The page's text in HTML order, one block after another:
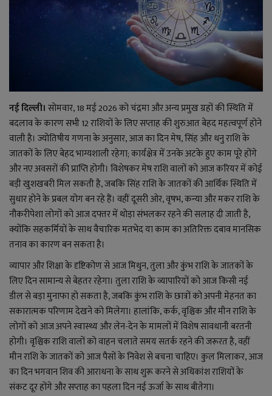
मनोरंजन
ज्ञान विज्ञान
करिअर
वाद विवाद
संपादकीय
धर्म
लाइफ स्टाइल
जोक्स
सोशल मीडिया
Gallery
नई दिल्ली। सोमवार, 18 मई 2026 को चंद्रमा और अन्य प्रमुख ग्रहों की स्थिति में
बदलाव के कारण सभी 12 राशियों के लिए सप्ताह की शुरुआत बेहद महत्वपूर्ण होने
वाली है। ज्योतिषीय गणना के अनुसार, आज का दिन मेष, सिंह और धनु राशि के
जातकों के लिए बेहद भाग्यशाली रहेगा; कार्यक्षेत्र में उनके अटके हुए काम पूरे होंगे
और नए अवसरों की प्राप्ति होगी। विशेषकर मेष राशि वालों को आज करियर में कोई
बड़ी खुशखबरी मिल सकती है, जबकि सिंह राशि के जातकों की आर्थिक स्थिति में
सुधार होने के प्रबल योग बन रहे हैं। वहीं दूसरी ओर, वृषभ, कन्या और मकर राशि के
नौकरीपेशा लोगों को आज दफ्तर में थोड़ा संभलकर रहने की सलाह दी जाती है,
क्योंकि सहकर्मियों के साथ वैचारिक मतभेद या काम का अतिरिक्त दबाव मानसिक
तनाव का कारण बन सकता है।
व्यापार और शिक्षा के दृष्टिकोण से आज मिथुन, तुला और कुंभ राशि के जातकों के
लिए दिन सामान्य से बेहतर रहेगा। तुला राशि के व्यापारियों को आज किसी नई
डील से बड़ा मुनाफा हो सकता है, जबकि कुंभ राशि के छात्रों को अपनी मेहनत का
सकारात्मक परिणाम देखने को मिलेगा। हालांकि, कर्क, वृश्चिक और मीन राशि के
लोगों को आज अपने स्वास्थ्य और लेन-देन के मामलों में विशेष सावधानी बरतनी
होगी। वृश्चिक राशि वालों को वाहन चलाते समय सतर्क रहने की जरूरत है, वहीं
मीन राशि के जातकों को आज पैसों के निवेश से बचना चाहिए। कुल मिलाकर, आज
का दिन भगवान शिव की आराधना के साथ शुरू करने से अधिकांश राशियों के
संकट दूर होंगे और सप्ताह का पहला दिन नई ऊर्जा के साथ बीतेगा।